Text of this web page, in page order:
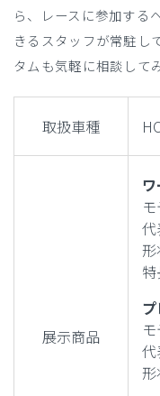
ら、レースに参加する
きるスタッフが常駐し
タムも気軽に相談して
取扱車種
展示商品
代
形
代
形